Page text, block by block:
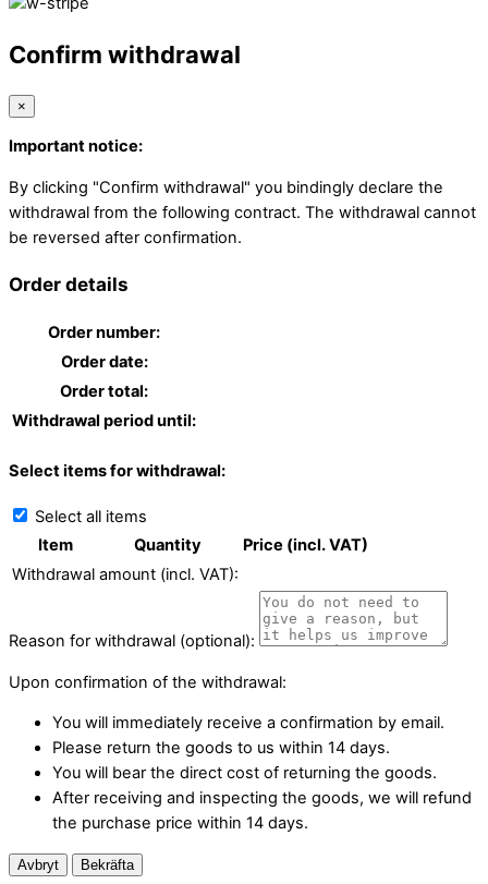
Confirm withdrawal
×
Important notice:
By clicking "Confirm withdrawal" you bindingly declare the
withdrawal from the following contract. The withdrawal cannot
be reversed after confirmation.
Order details
Order number:
Order date:
Order total:
Withdrawal period until:
Select items for withdrawal:
Select all items
Item
Quantity
Price (incl. VAT)
Withdrawal amount (incl. VAT):
Reason for withdrawal (optional):
Upon confirmation of the withdrawal:
You will immediately receive a confirmation by email.
Please return the goods to us within 14 days.
You will bear the direct cost of returning the goods.
After receiving and inspecting the goods, we will refund
the purchase price within 14 days.
Avbryt Bekräfta